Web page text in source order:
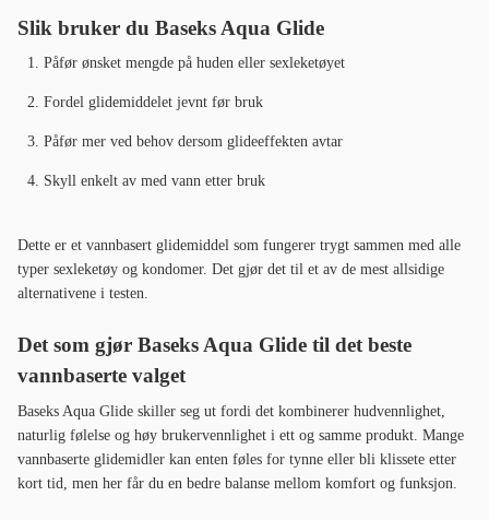
Slik bruker du Baseks Aqua Glide
Påfør ønsket mengde på huden eller sexleketøyet
Fordel glidemiddelet jevnt før bruk
Påfør mer ved behov dersom glideeffekten avtar
Skyll enkelt av med vann etter bruk
Dette er et vannbasert glidemiddel som fungerer trygt sammen med alle
typer sexleketøy og kondomer. Det gjør det til et av de mest allsidige
alternativene i testen.
Det som gjør Baseks Aqua Glide til det beste
vannbaserte valget
Baseks Aqua Glide skiller seg ut fordi det kombinerer hudvennlighet,
naturlig følelse og høy brukervennlighet i ett og samme produkt. Mange
vannbaserte glidemidler kan enten føles for tynne eller bli klissete etter
kort tid, men her får du en bedre balanse mellom komfort og funksjon.